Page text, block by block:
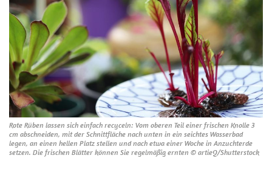
Rote Rüben lassen sich einfach recyceln: Vom oberen Teil einer frischen Knolle 3
cm abschneiden, mit der Schnittfläche nach unten in ein seichtes Wasserbad
legen, an einen hellen Platz stellen und nach etwa einer Woche in Anzuchterde
setzen. Die frischen Blätter können Sie regelmäßig ernten © artieQ/Shutterstock